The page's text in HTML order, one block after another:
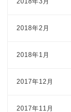
2018年2月
2018年1月
2017年12月
2017年11月